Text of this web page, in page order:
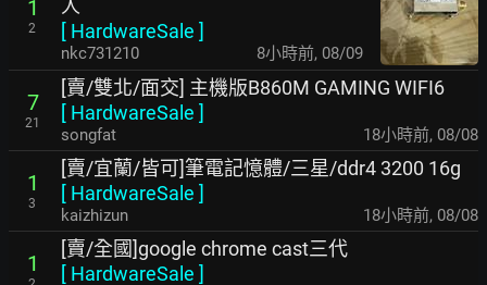
1
2
人
[ HardwareSale ]
nkc731210 8小時前, 08/09
7
21
[賣/雙北/面交] 主機版B860M GAMING WIFI6
[ HardwareSale ]
songfat 18小時前, 08/08
1
3
[賣/宜蘭/皆可]筆電記憶體/三星/ddr4 3200 16g
[ HardwareSale ]
kaizhizun 18小時前, 08/08
1
[賣/全國]google chrome cast三代
[ HardwareSale ]